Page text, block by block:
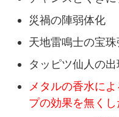
災禍の陣弱体化
天地雷鳴士の宝
タッピツ仙人の
メタルの香水に
プの効果を無くし